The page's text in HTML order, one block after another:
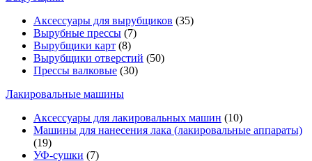
Аксессуары для вырубщиков (35)
Вырубные прессы (7)
Вырубщики карт (8)
Вырубщики отверстий (50)
Прессы валковые (30)
Лакировальные машины
Аксессуары для лакировальных машин (10)
Машины для нанесения лака (лакировальные аппараты)
(19)
УФ-сушки (7)